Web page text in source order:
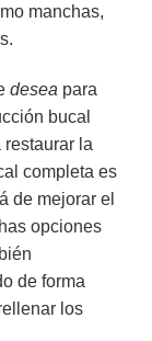
manchas,
desea para
bucal
restaurar la
completa es
de mejorar el
opciones
de forma
los